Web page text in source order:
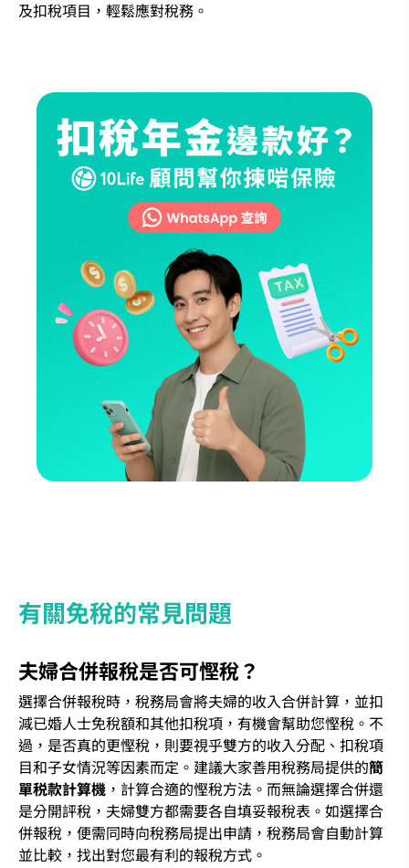
及扣稅項目，輕鬆應對稅務。
有關免稅的常見問題
夫婦合併報稅是否可慳稅？
選擇合併報稅時，稅務局會將夫婦的收入合併計算，並扣
減已婚人士免稅額和其他扣稅項，有機會幫助您慳稅。不
過，是否真的更慳稅，則要視乎雙方的收入分配、扣稅項
目和子女情況等因素而定。建議大家善用稅務局提供的簡
單税款計算機 ，計算合適的慳稅方法。而無論選擇合併還
是分開評稅，夫婦雙方都需要各自填妥報稅表。如選擇合
併報稅，便需同時向稅務局提出申請，稅務局會自動計算
並比較，找出對您最有利的報稅方式。